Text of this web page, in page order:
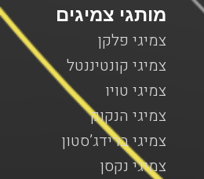
מותגי צמיגים
צמיגי פלקן
צמיגי קונטיננטל
צמיגי טויו
צמיגי הנקוק
צמיגי ברידג’סטון
צמיגי נקסן